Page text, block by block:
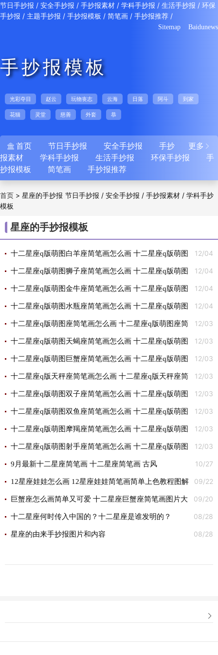
节日手抄报 / 安全手抄报 / 手抄报素材 / 学科手抄报 / 生活手抄报 / 环保
手抄报 / 主题手抄报 / 手抄报模板 / 简笔画 / 手抄报推荐 /
Sitemap Baidunews
手抄报模板
光彩夺目 赵云 玩物丧志 云海 日落 阿斗 到家
花猫 灵堂 慈善 外套 恭
更多 
 首页 节日手抄报 安全手抄报
手抄
报素材
学科手抄报 生活手抄报 环保手抄报
手
抄报模板
简笔画 手抄报推荐
节日手抄报 /安全手抄报 /手抄报素材 /学科手抄
首页 > 星座的手抄报
模板
星座的手抄报模板
12/04
十二星座q版萌图白羊座简笔画怎么画 十二星座q版萌图
白羊座简笔画画法 12/04
十二星座q版萌图狮子座简笔画怎么画 十二星座q版萌图
狮子座简笔画简单又好看 12/04
十二星座q版萌图金牛座简笔画怎么画 十二星座q版萌图
金牛座简笔画简单 12/04
十二星座q版萌图水瓶座简笔画怎么画 十二星座q版萌图
水瓶座简笔画步骤 12/03
十二星座q版萌图座简笔画怎么画 十二星座q版萌图座简
笔画简单又好看 12/03
十二星座q版萌图天蝎座简笔画怎么画 十二星座q版萌图
天蝎座简笔画简单 12/03
十二星座q版萌图巨蟹座简笔画怎么画 十二星座q版萌图
巨蟹座简笔画画法 12/03
十二星座q版天秤座简笔画怎么画 十二星座q版天秤座简
笔画图片 12/03
十二星座q版萌图双子座简笔画怎么画 十二星座q版萌图
双子座简笔画简单又好看 12/03
十二星座q版萌图双鱼座简笔画怎么画 十二星座q版萌图
双鱼座简笔画步骤 12/03
十二星座q版萌图摩羯座简笔画怎么画 十二星座q版萌图
摩羯座简笔画简单 12/03
十二星座q版萌图射手座简笔画怎么画 十二星座q版萌图
射手座简笔画画法 10/27
9月最新十二星座简笔画 十二星座简笔画 古风
09/22
12星座娃娃怎么画 12星座娃娃简笔画简单上色教程图解
09/20
巨蟹座怎么画简单又可爱 十二星座巨蟹座简笔画图片大
全 08/28
十二星座何时传入中国的？十二星座是谁发明的？
08/28
星座的由来手抄报图片和内容
